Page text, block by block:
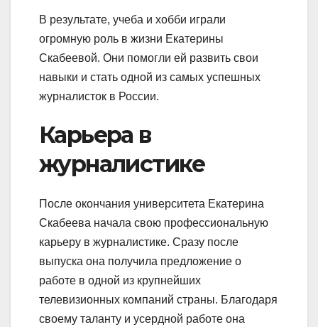
В результате, учеба и хобби играли
огромную роль в жизни Екатерины
Скабеевой. Они помогли ей развить свои
навыки и стать одной из самых успешных
журналисток в России.
Карьера в
журналистике
После окончания университета Екатерина
Скабеева начала свою профессиональную
карьеру в журналистике. Сразу после
выпуска она получила предложение о
работе в одной из крупнейших
телевизионных компаний страны. Благодаря
своему таланту и усердной работе она